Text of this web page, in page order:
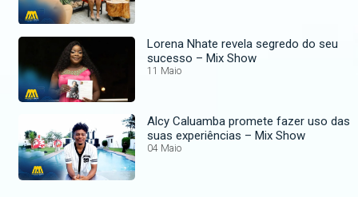
Lorena Nhate revela segredo do seu
sucesso – Mix Show
11 Maio
Alcy Caluamba promete fazer uso das
suas experiências – Mix Show
04 Maio